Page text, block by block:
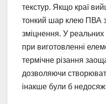
текстур. Якщо краї
тонкий шар клею ПВА
зміцнення. У
при виготовленні
термічне різання
дозволяючи
інакше були б